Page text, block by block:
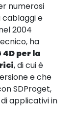
numerosi
e
2004
ha
4D per la
, di cui è
e che
SDProget,
applicativi in